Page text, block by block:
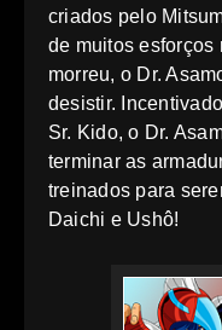
criados pelo
de muitos esforços
morreu, o Dr.
desistir.
Sr. Kido, o Dr.
terminar as
treinados para
Daichi e Ushô!